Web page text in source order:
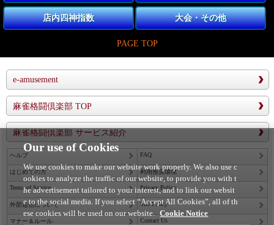
店内四神指数 大会・その他
PAGE TOP
e-amusement
麻雀格闘倶楽部 TOP
麻雀格闘倶楽部 サービス紹介
ヘルプ FAQ
はじめての方 利用推奨環境
Terms of Service Privacy Policy
外部送信について Site Policy
マナー＆ルール Contact Us
Our use of Cookies
We use cookies to make our website work properly. We also use c
ookies to analyze the traffic of our website, to provide you with t
he advertisement tailored to your interest, and to link our websit
e to the social media. If you select “Accept All Cookies”, all of th
ese cookies will be used on our website. Cookie Notice